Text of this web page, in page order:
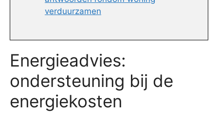
verduurzamen
Energieadvies:
ondersteuning bij de
energiekosten